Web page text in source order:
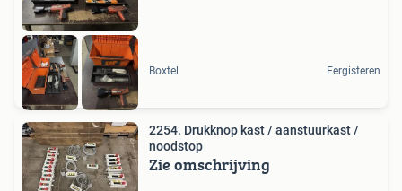
Boxtel Eergisteren
2254. Drukknop kast / aanstuurkast /
noodstop
Zie omschrijving